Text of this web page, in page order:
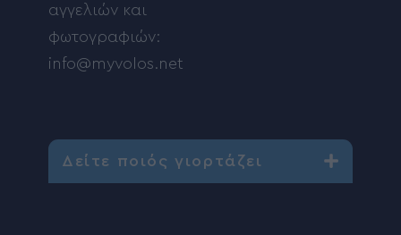
αγγελιών και
φωτογραφιών:
info@myvolos.net
Δείτε ποιός γιορτάζει